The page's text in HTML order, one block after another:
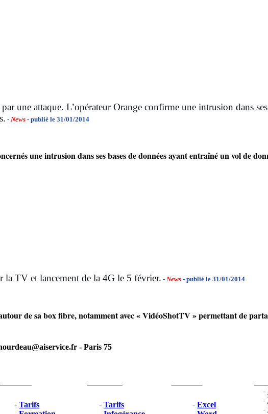
une attaque. L’opérateur Orange confirme une intrusion dans
- News - publié le 31/01/2014
une intrusion dans ses bases de données ayant entraîné un vol de
la TV et lancement de la 4G le 5 février. - News - publié le 31/01/2014
de sa box fibre, notamment avec « VidéoShotTV » permettant de
- Paris 75
- Tarifs
- Tarifs
- Excel
-
-
-